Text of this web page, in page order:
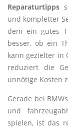
Reparaturtipps
und kompletter
dem ein gutes
besser, ob ein
kann gezielter in
reduziert die
unnötige Kosten
Gerade bei
und
spielen, ist das